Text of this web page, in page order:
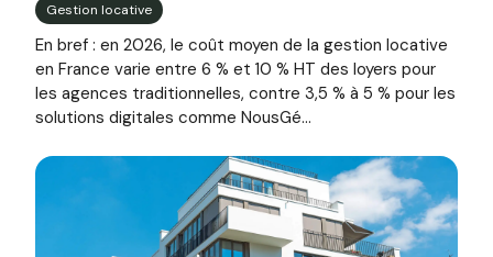
Gestion locative
En bref : en 2026, le coût moyen de la gestion locative
en France varie entre 6 % et 10 % HT des loyers pour
les agences traditionnelles, contre 3,5 % à 5 % pour les
solutions digitales comme NousGé...